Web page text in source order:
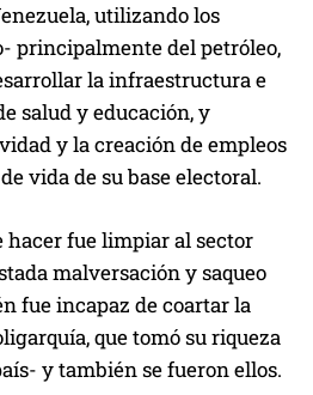
utilizando los
principalmente del petróleo,
la infraestructura e
salud y educación, y
y la creación de empleos
vida de su base electoral.
hacer fue limpiar al sector
malversación y saqueo
fue incapaz de coartar la
que tomó su riqueza
y también se fueron ellos.